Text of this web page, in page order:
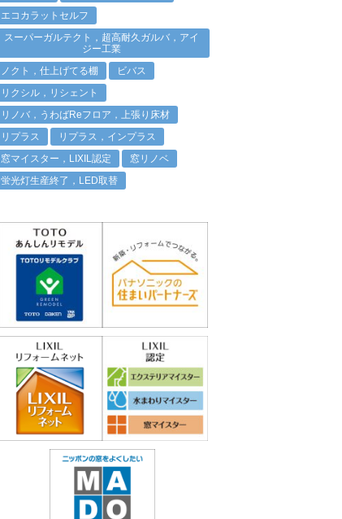
エコカラットセルフ
スーパーガルテクト，超高耐久ガルバ，アイ
ジー工業
ノクト，仕上げてる棚
ビバス
リクシル，リシェント
リノバ，うわばReフロア，上張り床材
リプラス
リプラス，インプラス
窓マイスター，LIXIL認定
窓リノベ
蛍光灯生産終了，LED取替